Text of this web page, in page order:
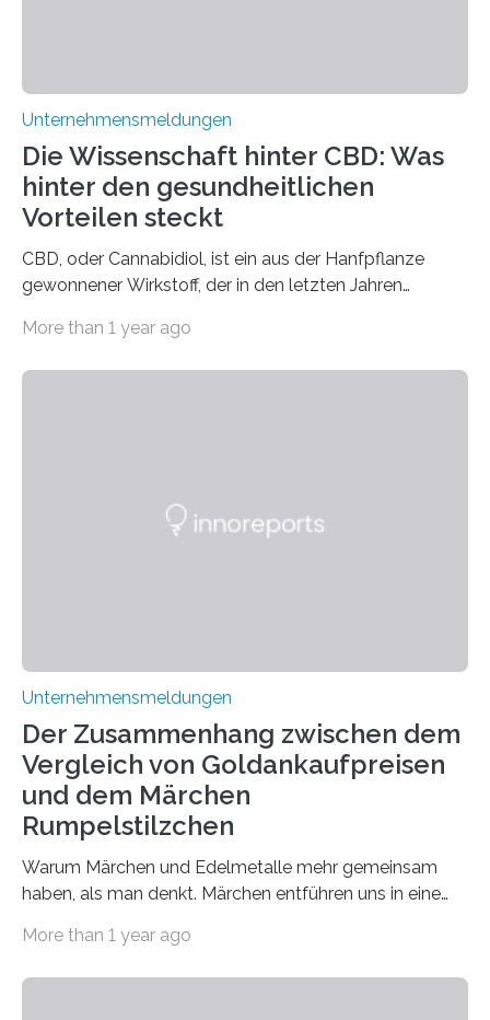
Unternehmensmeldungen
Die Wissenschaft hinter CBD: Was
hinter den gesundheitlichen
Vorteilen steckt
CBD, oder Cannabidiol, ist ein aus der Hanfpflanze
gewonnener Wirkstoff, der in den letzten Jahren
psychoaktive THC (Tetrahydrocannabinol) enthält CBD
Forschung und welche Entwicklungen gibt es auf
More than 1 year ago
Unternehmensmeldungen
Der Zusammenhang zwischen dem
Vergleich von Goldankaufpreisen
und dem Märchen
Rumpelstilzchen
Warum Märchen und Edelmetalle mehr gemeinsam
haben, als man denkt. Märchen entführen uns in eine
Wendungen die Hauptrolle spielen. Doch haben Sie
More than 1 year ago